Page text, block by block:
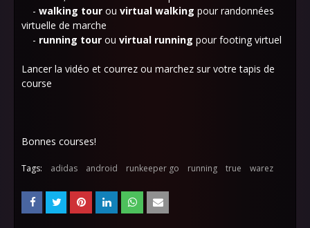
- walking tour ou virtual walking pour randonnées
virtuelle de marche
- running tour ou virtual running pour footing virtuel
Lancer la vidéo et courrez ou marchez sur votre tapis de
course
Bonnes courses!
Tags: adidas android runkeeper go running true warez